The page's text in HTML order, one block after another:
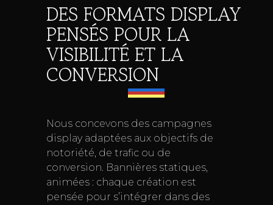
DES FORMATS DISPLAY
PENSÉS POUR LA
VISIBILITÉ ET LA
CONVERSION
Nous concevons des campagnes
display adaptées aux objectifs de
notoriété, de trafic ou de
conversion. Bannières statiques,
animées : chaque création est
pensée pour s’intégrer dans des